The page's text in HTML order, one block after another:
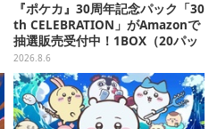
『ポケカ』30周年記念パック「30
th CELEBRATION」がAmazonで
抽選販売受付中！1BOX（20パッ
ク入り）
2026.8.6